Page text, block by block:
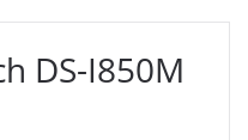
DS-I850M